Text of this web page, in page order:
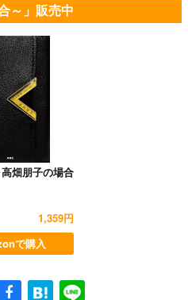
～」販売中
畑朋子の場合
1,359円
で購入